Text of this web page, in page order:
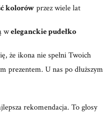
kolorówprzez wiele lat
weleganckie pudełko
że ikona nie spełni Twoich
prezentem. U nas po dłuższym
rekomendacja. To głosy